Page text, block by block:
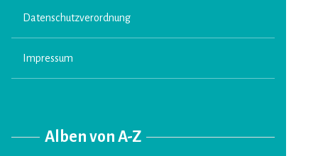
Datenschutzverordnung
Impressum
Alben von A-Z